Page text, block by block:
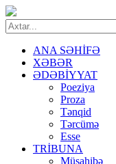
ANA SƏHİFƏ
XƏBƏR
ƏDƏBİYYAT
Poeziya
Proza
Tənqid
Tərcümə
Esse
TRİBUNA
Müsahibə